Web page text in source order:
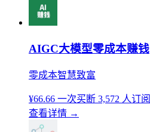
AIGC大模型零成本赚钱
零成本智慧致富
¥66.66 一次买断 3,572 人订阅
查看详情 →